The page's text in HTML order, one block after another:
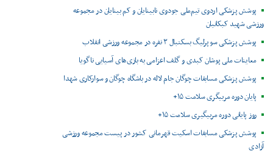
پوشش پزشکی اردوی تیم‌ملی جودوی نابینایان و کم بینایان در مجموعه
ورزشی شهید کبکانیان
پوشش پزشکی سوپرلیگ بسکتبال ۳ نفره در مجموعه ورزشی انقلاب
معاینات ملی پوشان کبدی و گلف اعزامی به بازی‌های آسیایی ناگویا
پوشش پزشکی مسابقات چوگان جام لاله در باشگاه چوگان و سوارکاری شهدا
پایان دوره مربیگری سلامت ۱۵+
روز پایانی دوره مربیگیری سلامت ۱۵+
پوشش پزشکی مسابقات اسکیت قهرمانی کشور در پیست مجموعه ورزشی
آزادی